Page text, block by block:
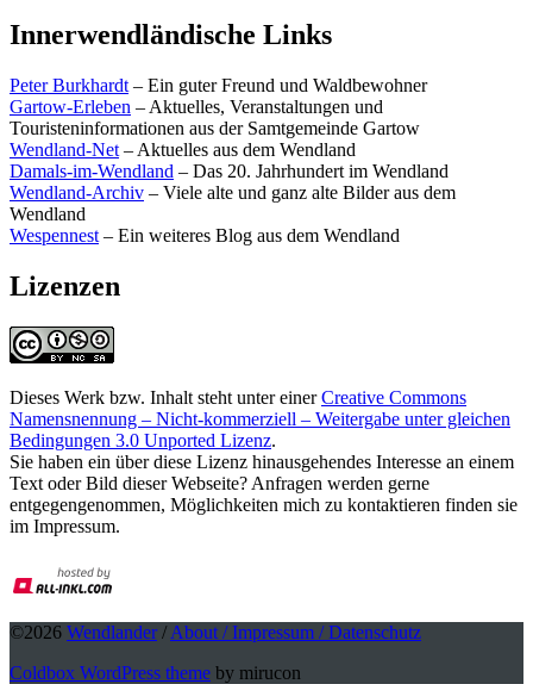
Innerwendländische Links
Peter Burkhardt – Ein guter Freund und Waldbewohner
Gartow-Erleben – Aktuelles, Veranstaltungen und
Touristeninformationen aus der Samtgemeinde Gartow
Wendland-Net – Aktuelles aus dem Wendland
Damals-im-Wendland – Das 20. Jahrhundert im Wendland
Wendland-Archiv – Viele alte und ganz alte Bilder aus dem
Wendland
Wespennest – Ein weiteres Blog aus dem Wendland
Lizenzen
Dieses Werk bzw. Inhalt steht unter einerCreative Commons
Namensnennung – Nicht-kommerziell – Weitergabe unter gleichen
Bedingungen 3.0 Unported Lizenz.
Sie haben ein über diese Lizenz hinausgehendes Interesse an einem
Text oder Bild dieser Webseite? Anfragen werden gerne
entgegengenommen, Möglichkeiten mich zu kontaktieren finden sie
im Impressum.
©2026 Wendlander/ About / Impressum / Datenschutz
Coldbox WordPress theme by mirucon